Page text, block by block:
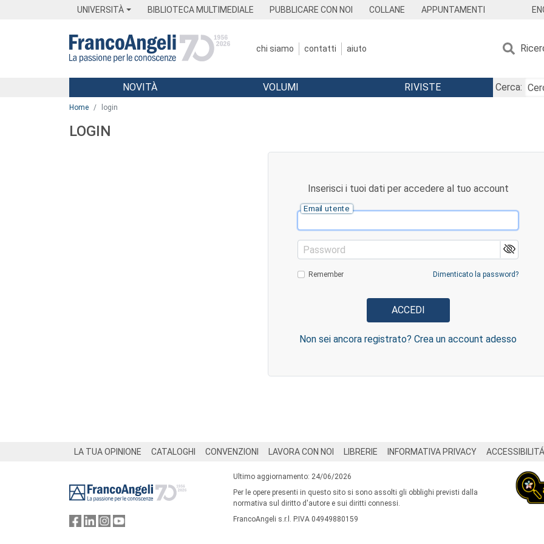
UNIVERSITÀ BIBLIOTECA MULTIMEDIALE PUBBLICARE CON NOI COLLANE APPUNTAMENTI
chi siamo contatti aiuto
Menu
NOVITÀ VOLUMI RIVISTE
Cerca:
Home login
LOGIN
Inserisci i tuoi dati per accedere al tuo account
Email utente
Password
Remember Dimenticato la password?
Non sei ancora registrato? Crea un account adesso
LA TUA OPINIONE CATALOGHI CONVENZIONI LAVORA CON NOI LIBRERIE INFORMATIVA PRIVACY ACCESSIBILITÁ
Ultimo aggiornamento: 24/06/2026
Per le opere presenti in questo sito si sono assolti gli obblighi previsti dalla
normativa sul diritto d'autore e sui diritti connessi.
FrancoAngeli s.r.l. P.IVA 04949880159